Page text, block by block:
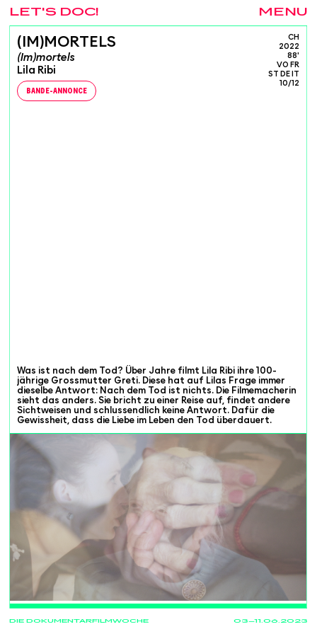
03—11.06.2023
DIE DOKUMENTARFILMWOCHE
MENU
LET'S DOC!
(IM)MORTELS
(Im)mortels
Lila Ribi
BANDE-ANNONCE
CH
2022
88'
VO FR
ST DE IT
10/12
Was ist nach dem Tod? Über Jahre filmt Lila Ribi ihre 100-
jährige Grossmutter Greti. Diese hat auf Lilas Frage immer
dieselbe Antwort: Nach dem Tod ist nichts. Die Filmemacherin
sieht das anders. Sie bricht zu einer Reise auf, findet andere
Sichtweisen und schlussendlich keine Antwort. Dafür die
Gewissheit, dass die Liebe im Leben den Tod überdauert.